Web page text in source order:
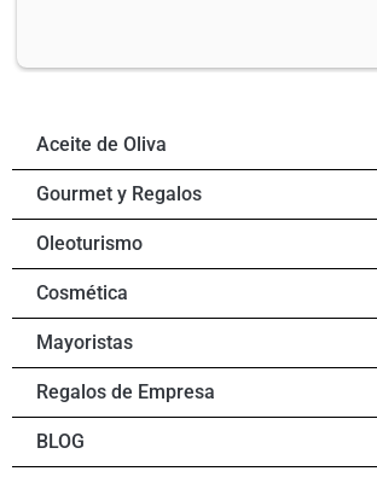
Aceite de Oliva
Gourmet y Regalos
Oleoturismo
Cosmética
Mayoristas
Regalos de Empresa
BLOG